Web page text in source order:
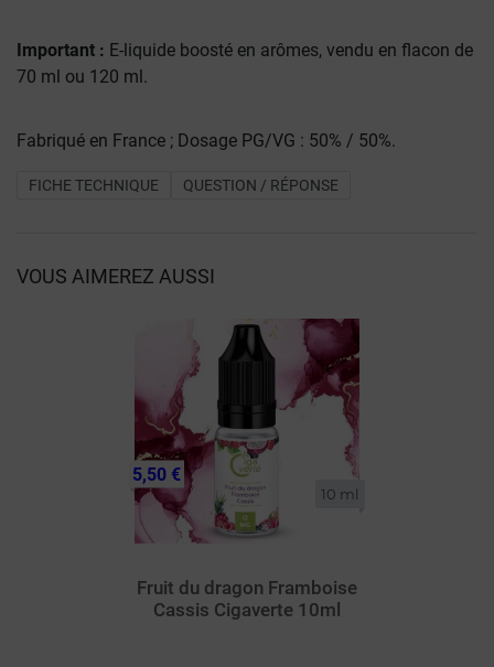
Important : E-liquide boosté en arômes, vendu en flacon de
70 ml ou 120 ml.
Fabriqué en France ; Dosage PG/VG : 50% / 50%.
FICHE TECHNIQUE QUESTION / RÉPONSE
VOUS AIMEREZ AUSSI
10 ml
Fruit du dragon Framboise
Cassis Cigaverte 10ml
5,50 €